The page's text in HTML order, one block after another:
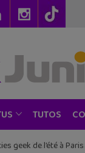
TUTOS
geek de l’été à